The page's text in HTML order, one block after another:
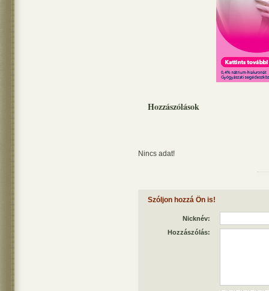
Hozzászólások
Nincs adat!
Szóljon hozzá Ön is!
Nicknév:
Hozzászólás: